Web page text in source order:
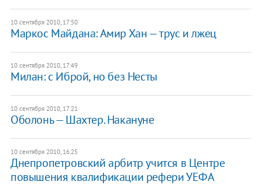
10 сентября 2010, 17:50
Маркос Майдана: Амир Хан — трус и лжец
10 сентября 2010, 17:49
Милан: с Иброй, но без Несты
10 сентября 2010, 17:21
Оболонь — Шахтер. Накануне
10 сентября 2010, 16:25
Днепропетровский арбитр учится в Центре
повышения квалификации рефери УЕФА